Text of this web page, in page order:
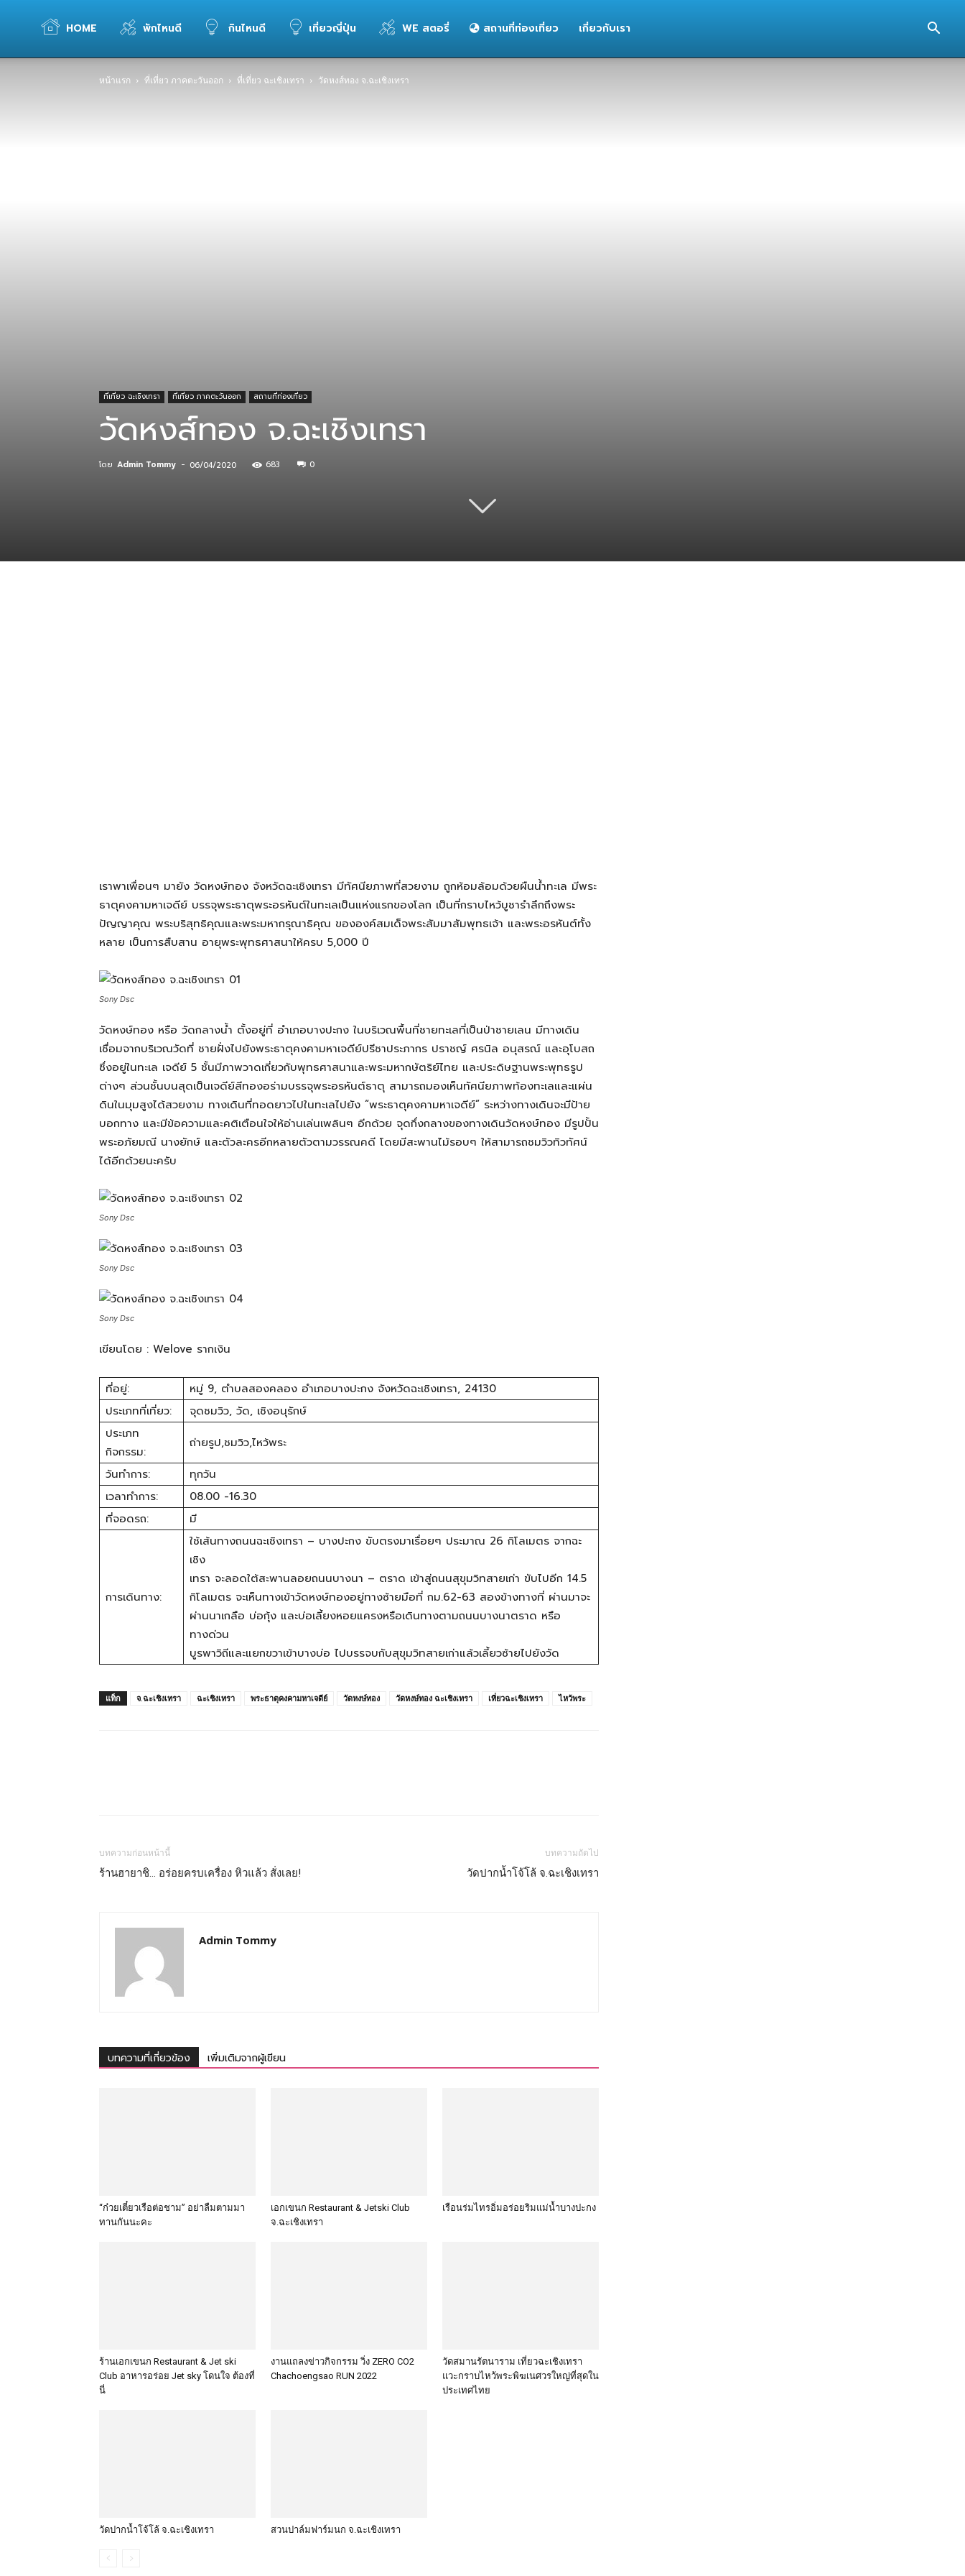
WELOVETOGO
HOME พักไหนดี กินไหนดี เที่ยวญี่ปุ่น WE สตอรี่ สถานที่ท่องเที่ยว เกี่ยวกับเรา
หน้าแรก ที่เที่ยว ภาคตะวันออก ที่เที่ยว ฉะเชิงเทรา วัดหงส์ทอง จ.ฉะเชิงเทรา
ที่เที่ยว ฉะเชิงเทรา ที่เที่ยว ภาคตะวันออก สถานที่ท่องเที่ยว
วัดหงส์ทอง จ.ฉะเชิงเทรา
โดย Admin Tommy - 06/04/2020 683 0
เราพาเพื่อนๆ มายัง วัดหงษ์ทอง จังหวัดฉะเชิงเทรา มีทัศนียภาพที่สวยงาม ถูกห้อมล้อมด้วยผืนน้ำทะเล มีพระ
ธาตุคงคามหาเจดีย์ บรรจุพระธาตุพระอรหันต์ในทะเลเป็นแห่งแรกของโลก เป็นที่กราบไหว้บูชารำลึกถึงพระ
ปัญญาคุณ พระบริสุทธิคุณและพระมหากรุณาธิคุณ ขององค์สมเด็จพระสัมมาสัมพุทธเจ้า และพระอรหันต์ทั้ง
หลาย เป็นการสืบสาน อายุพระพุทธศาสนาให้ครบ 5,000 ปี
Sony Dsc
วัดหงษ์ทอง หรือ วัดกลางน้ำ ตั้งอยู่ที่ อำเภอบางปะกง ในบริเวณพื้นที่ชายทะเลที่เป็นป่าชายเลน มีทางเดิน
เชื่อมจากบริเวณวัดที่ ชายฝั่งไปยังพระธาตุคงคามหาเจดีย์ปรีชาประภากร ปราชญ์ ศรนิล อนุสรณ์ และอุโบสถ
ซึ่งอยู่ในทะเล เจดีย์ 5 ชั้นมีภาพวาดเกี่ยวกับพุทธศาสนาและพระมหากษัตริย์ไทย และประดิษฐานพระพุทธรูป
ต่างๆ ส่วนชั้นบนสุดเป็นเจดีย์สีทองอร่ามบรรจุพระอรหันต์ธาตุ สามารถมองเห็นทัศนียภาพท้องทะเลและแผ่น
ดินในมุมสูงได้สวยงาม ทางเดินที่ทอดยาวไปในทะเลไปยัง “พระธาตุคงคามหาเจดีย์” ระหว่างทางเดินจะมีป้าย
บอกทาง และมีข้อความและคติเตือนใจให้อ่านเล่นเพลินๆ อีกด้วย จุดกึ่งกลางของทางเดินวัดหงษ์ทอง มีรูปปั้น
พระอภัยมณี นางยักษ์ และตัวละครอีกหลายตัวตามวรรณคดี โดยมีสะพานไม้รอบๆ ให้สามารถชมวิวทิวทัศน์
ได้อีกด้วยนะครับ
Sony Dsc
Sony Dsc
Sony Dsc
เขียนโดย : Welove รากเงิน
ที่อยู่:
หมู่ 9, ตำบลสองคลอง อำเภอบางปะกง จังหวัดฉะเชิงเทรา, 24130
ประเภทที่เที่ยว:
จุดชมวิว, วัด, เชิงอนุรักษ์
ประเภท
กิจกรรม:
ถ่ายรูป,ชมวิว,ไหว้พระ
วันทำการ:
ทุกวัน
เวลาทำการ:
08.00 -16.30
ที่จอดรถ:
มี
การเดินทาง:
ใช้เส้นทางถนนฉะเชิงเทรา – บางปะกง ขับตรงมาเรื่อยๆ ประมาณ 26 กิโลเมตร จากฉะ
เชิง
เทรา จะลอดใต้สะพานลอยถนนบางนา – ตราด เข้าสู่ถนนสุขุมวิทสายเก่า ขับไปอีก 14.5
กิโลเมตร จะเห็นทางเข้าวัดหงษ์ทองอยู่ทางซ้ายมือที่ กม.62-63 สองข้างทางที่ ผ่านมาจะ
ผ่านนาเกลือ บ่อกุ้ง และบ่อเลี้ยงหอยแครงหรือเดินทางตามถนนบางนาตราด หรือ
ทางด่วน
บูรพาวิถีและแยกขวาเข้าบางบ่อ ไปบรรจบกับสุขุมวิทสายเก่าแล้วเลี้ยวซ้ายไปยังวัด
แท็ก จ.ฉะเชิงเทรา ฉะเชิงเทรา พระธาตุคงคามหาเจดีย์ วัดหงษ์ทอง วัดหงษ์ทอง ฉะเชิงเทรา เที่ยวฉะเชิงเทรา ไหว้พระ
บทความก่อนหน้านี้
ร้านฮายาชิ… อร่อยครบเครื่อง หิวแล้ว สั่งเลย!
บทความถัดไป
วัดปากน้ำโจ้โล้ จ.ฉะเชิงเทรา
Admin Tommy
บทความที่เกี่ยวข้อง เพิ่มเติมจากผู้เขียน
“ก๋วยเตี๋ยวเรือต่อชาม” อย่าลืมตามมา
ทานกันนะคะ
เอกเขนก Restaurant & Jetski Club
จ.ฉะเชิงเทรา
เรือนร่มไทรอิ่มอร่อยริมแม่น้ำบางปะกง
ร้านเอกเขนก Restaurant & Jet ski
Club อาหารอร่อย Jet sky โดนใจ ต้องที่
นี่
งานแถลงข่าวกิจกรรม วิ่ง ZERO CO2
Chachoengsao RUN 2022
วัดสมานรัตนาราม เที่ยวฉะเชิงเทรา
แวะกราบไหว้พระพิฆเนศวรใหญ่ที่สุดใน
ประเทศไทย
วัดปากน้ำโจ้โล้ จ.ฉะเชิงเทรา สวนปาล์มฟาร์มนก จ.ฉะเชิงเทรา